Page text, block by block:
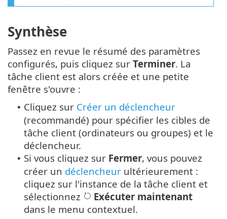
Synthèse
Passez en revue le résumé des paramètres
configurés, puis cliquez sur Terminer. La
tâche client est alors créée et une petite
fenêtre s'ouvre :
• Cliquez sur Créer un déclencheur
(recommandé) pour spécifier les cibles de
tâche client (ordinateurs ou groupes) et le
déclencheur.
• Si vous cliquez sur Fermer, vous pouvez
créer un déclencheur ultérieurement :
cliquez sur l'instance de la tâche client et
sélectionnez
Exécuter maintenant
dans le menu contextuel.